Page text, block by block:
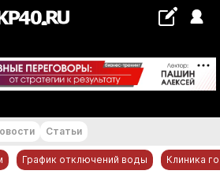
+22...+23 °С
Статьи
График отключений воды Клиника